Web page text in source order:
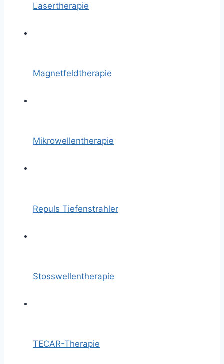
Lasertherapie
Magnetfeldtherapie
Mikrowellentherapie
Repuls Tiefenstrahler
Stosswellentherapie
TECAR-Therapie